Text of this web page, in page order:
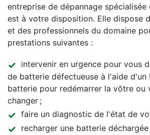
entreprise de dépannage spécialisée
est à votre disposition. Elle dispose
et des professionnels du domaine
prestations suivantes :
intervenir en urgence pour vous
de batterie défectueuse à l'aide d'un
batterie pour redémarrer la vôtre ou
changer ;
faire un diagnostic de l'état de
recharger une batterie